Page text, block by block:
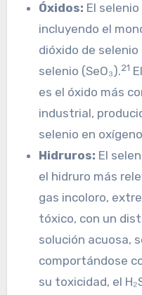
Óxidos: El
incluyendo el
dióxido de selenio
selenio (SeO₃).21
es el óxido más
industrial,
selenio en
Hidruros: El
el hidruro más
gas incoloro,
tóxico, con un
solución acuosa,
comportándose
su toxicidad, el